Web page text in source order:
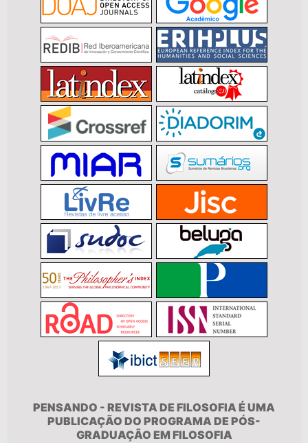
PENSANDO - REVISTA DE FILOSOFIA É UMA
PUBLICAÇÃO DO PROGRAMA DE PÓS-
GRADUAÇÃO EM FILOSOFIA